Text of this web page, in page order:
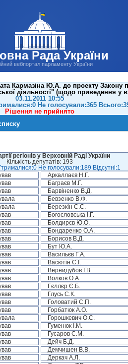
Рада України
вебпортал парламенту України
Кармазіна Ю.А. до проекту Закону
діяльності" (щодо приведення у
03.11.2011 10:55
Не голосували:365
Рішення не прийнято
регіонів у Верховній Раді України
Кількість депутатів: 193
Не голосували:189 Відсутні:1
Аркаллаєв Н.Г.
Баграєв М.Г.
Барвіненко В.Д.
Бевзенко В.Ф.
Березкін С.С.
Богословська І.Г.
Болдирєв Ю.О.
Бондаренко О.А.
Борисов В.Д.
Бут Ю.А.
Васильєв Г.А.
Васютін С.І.
Вернидубов І.В.
Волков О.А.
Гєллєр Є.Б.
Глусь С.К.
Головатий С.П.
Горбатюк А.О.
Горошкевич О.С.
Гуменюк І.М.
Гусаров С.М.
Дейч Б.Д.
Демчишен В.В.
Деркач А.Л.